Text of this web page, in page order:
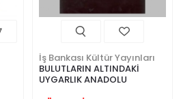
İş Bankası Kültür Yayınları
BULUTLARIN ALTINDAKİ
UYGARLIK ANADOLU